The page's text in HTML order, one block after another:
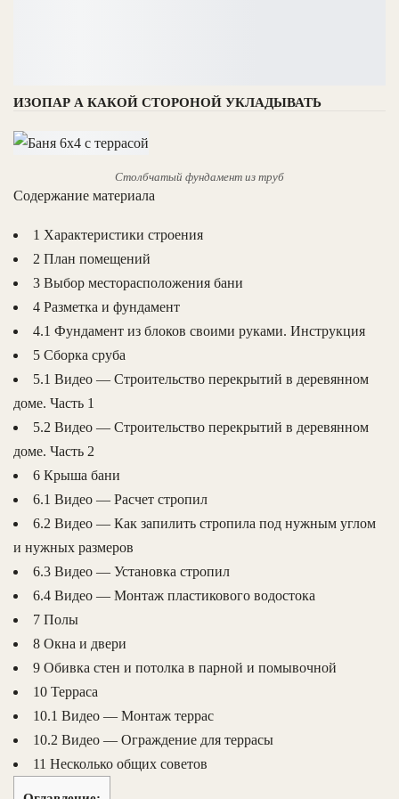
ИЗОПАР А КАКОЙ СТОРОНОЙ УКЛАДЫВАТЬ
Столбчатый фундамент из труб
Содержание материала
1 Характеристики строения
2 План помещений
3 Выбор месторасположения бани
4 Разметка и фундамент
4.1 Фундамент из блоков своими руками. Инструкция
5 Сборка сруба
5.1 Видео — Строительство перекрытий в деревянном
доме. Часть 1
5.2 Видео — Строительство перекрытий в деревянном
доме. Часть 2
6 Крыша бани
6.1 Видео — Расчет стропил
6.2 Видео — Как запилить стропила под нужным углом
и нужных размеров
6.3 Видео — Установка стропил
6.4 Видео — Монтаж пластикового водостока
7 Полы
8 Окна и двери
9 Обивка стен и потолка в парной и помывочной
10 Терраса
10.1 Видео — Монтаж террас
10.2 Видео — Ограждение для террасы
11 Несколько общих советов